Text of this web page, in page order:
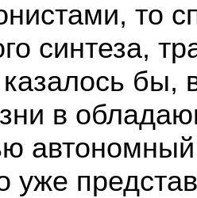
то
синтеза,
бы,
в
уже